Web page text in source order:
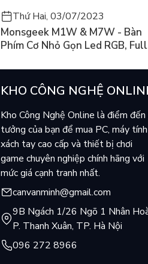
Thứ Hai, 03/07/2023
Monsgeek M1W & M7W - Bàn
Phím Cơ Nhỏ Gọn Led RGB, Full
KHO CÔNG NGHỆ
Kho Công Nghệ Online là điểm
tưởng của bạn để mua PC, máy tính
xách tay cao cấp và thiết bị chơi
game chuyên nghiệp chính hãng với
mức giá cạnh tranh nhất.
canvanminh@gmail.com
9B Ngách 1/26 Ngõ 1 Nhân
P. Thanh Xuân, TP. Hà Nội
096 272 8966